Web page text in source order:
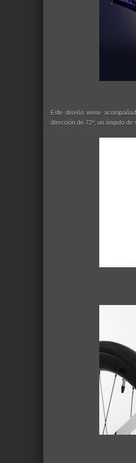
Este diseño viene
dirección de 72º, un ángulo de